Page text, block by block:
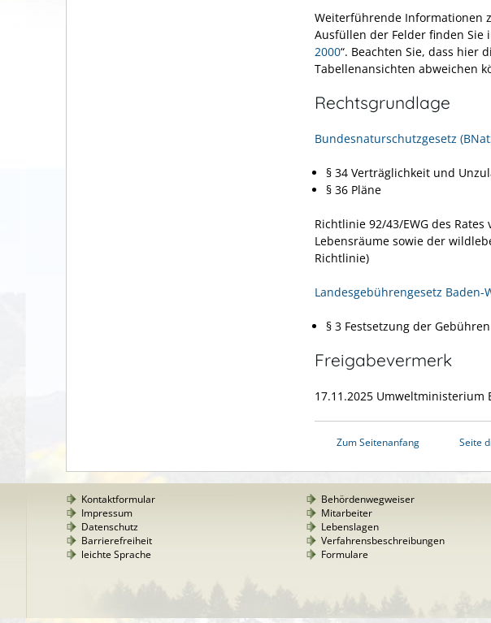
Weiterführende Informationen
Ausfüllen der Felder finden Sie
2000“. Beachten Sie, dass hier
Tabellenansichten abweichen
Rechtsgrundlage
Bundesnaturschutzgesetz
§ 34 Verträglichkeit und
§ 36 Pläne
Richtlinie 92/43/EWG des
Lebensräume sowie der
Richtlinie)
Landesgebührengesetz Baden-
§ 3 Festsetzung der
Freigabevermerk
17.11.2025 Umweltministerium
Zum Seitenanfang Seite
Kontaktformular
Impressum
Datenschutz
Barrierefreiheit
leichte Sprache
Behördenwegweiser
Mitarbeiter
Lebenslagen
Verfahrensbeschreibungen
Formulare